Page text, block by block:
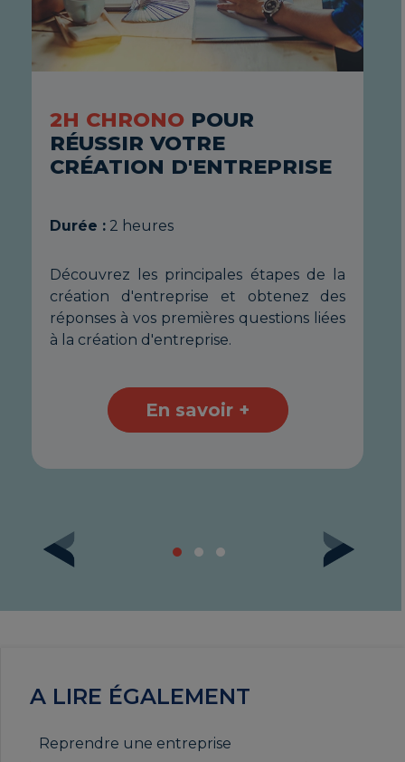
2H CHRONOPOUR
RÉUSSIR VOTRE
CRÉATION D'ENTREPRISE
Durée :2 heures
Découvrez les principales étapes de la
création d'entreprise et obtenez des
réponses à vos premières questions liées
à la création d'entreprise.
En savoir +
A LIRE ÉGALEMENT
Reprendre une entreprise